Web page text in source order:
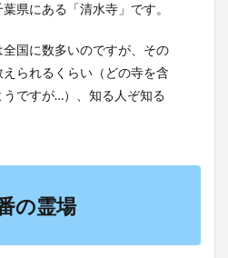
県にある「清水寺」です。
国に数多いのですが、その
られるくらい（どの寺を含
ですが…）、知る人ぞ知る
の霊場